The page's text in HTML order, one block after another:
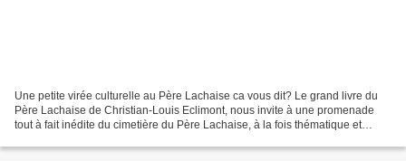
Une petite virée culturelle au Père Lachaise ca vous dit? Le grand livre du
Père Lachaise de Christian-Louis Eclimont, nous invite à une promenade
tout à fait inédite du cimetière du Père Lachaise, à la fois thématique et